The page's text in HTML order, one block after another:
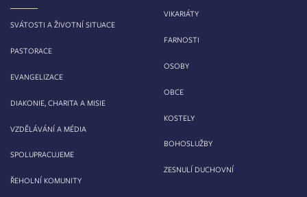
SVÁTOSTI A ŽIVOTNÍ SITUACE
PASTORACE
EVANGELIZACE
DIAKONIE, CHARITA A MISIE
VZDĚLÁVÁNÍ A MÉDIA
SPOLUPRACUJEME
ŘEHOLNÍ KOMUNITY
VIKARIÁTY
FARNOSTI
OSOBY
OBCE
KOSTELY
BOHOSLUŽBY
ZESNULÍ DUCHOVNÍ